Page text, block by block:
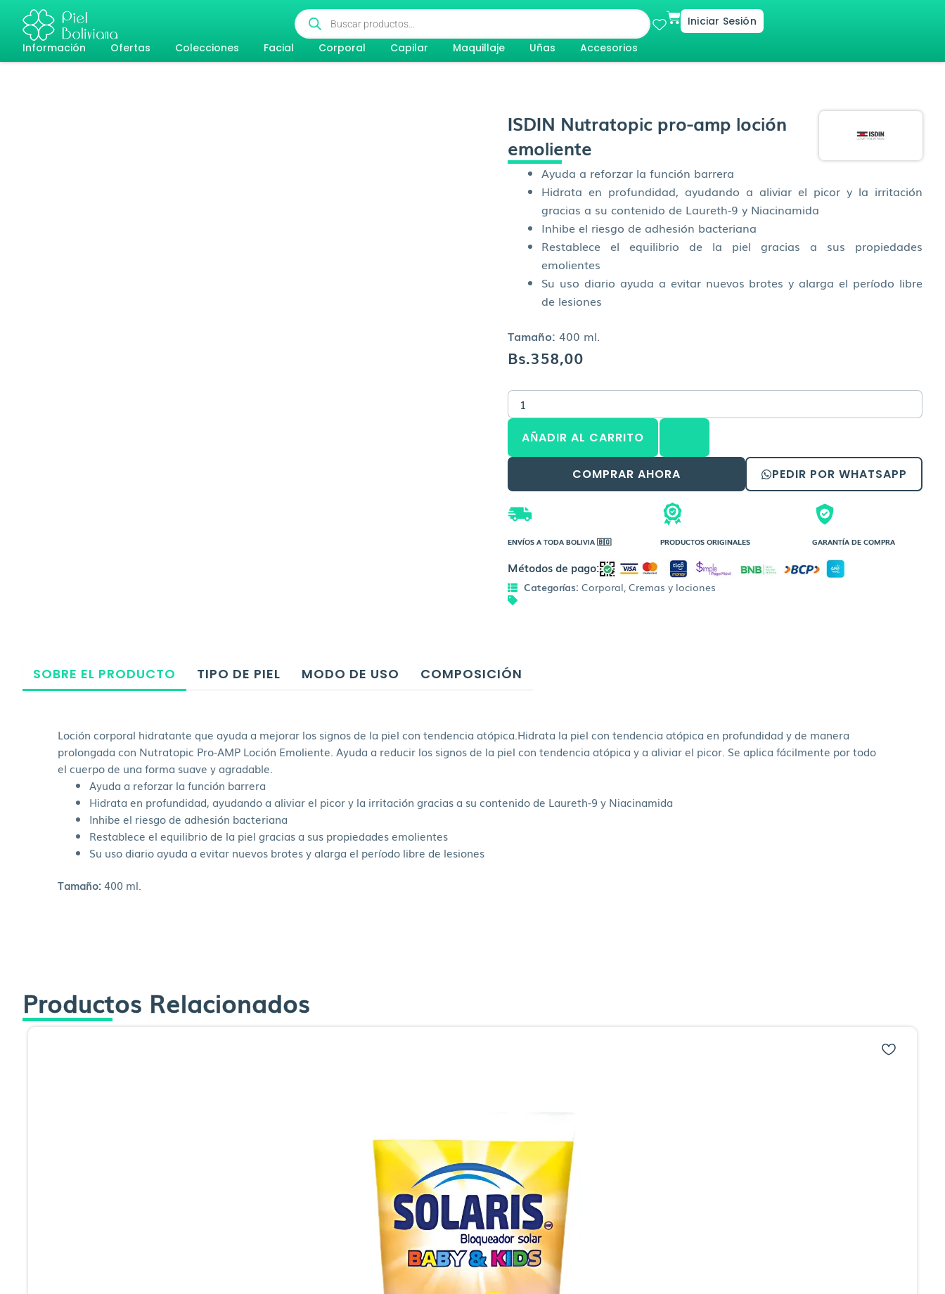
contenido
Búsqueda
de
productos
CartIniciar Sesión
Información
Ofertas Colecciones Facial Corporal Capilar Maquillaje Uñas Accesorios
ISDIN Nutratopic pro-amp loción
emoliente
Ayuda a reforzar la función barrera
Hidrata en profundidad, ayudando a aliviar el picor y la irritación
gracias a su contenido de Laureth-9 y Niacinamida
Inhibe el riesgo de adhesión bacteriana
Restablece el equilibrio de la piel gracias a sus propiedades
emolientes
Su uso diario ayuda a evitar nuevos brotes y alarga el período libre
de lesiones
Tamaño: 400 ml.
Bs.358,00
ISDIN
Nutratopic
pro-
amp
loción
AÑADIR AL CARRITO
COMPRAR AHORA PEDIR POR WHATSAPP
ENVÍOS A TODA BOLIVIA 🇧🇴 PRODUCTOS ORIGINALES GARANTÍA DE COMPRA
Métodos de pago:
Categorías: Corporal Cremas y lociones
SOBRE EL PRODUCTO TIPO DE PIEL MODO DE USO COMPOSICIÓN
Loción corporal hidratante que ayuda a mejorar los signos de la piel con tendencia atópica.Hidrata la piel con tendencia atópica en profundidad y de manera
prolongada con Nutratopic Pro-AMP Loción Emoliente. Ayuda a reducir los signos de la piel con tendencia atópica y a aliviar el picor. Se aplica fácilmente por todo
el cuerpo de una forma suave y agradable.
Ayuda a reforzar la función barrera
Hidrata en profundidad, ayudando a aliviar el picor y la irritación gracias a su contenido de Laureth-9 y Niacinamida
Inhibe el riesgo de adhesión bacteriana
Restablece el equilibrio de la piel gracias a sus propiedades emolientes
Su uso diario ayuda a evitar nuevos brotes y alarga el período libre de lesiones
Tamaño:400 ml.
Productos Relacionados